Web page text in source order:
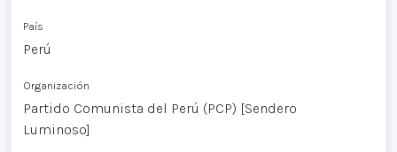
País
Perú
Organización
Partido Comunista del Perú (PCP) [Sendero
Luminoso]